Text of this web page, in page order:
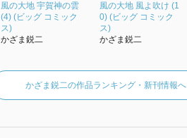
風の大地 宇賀神の雲
(4) (ビッグ コミック
ス)
かざま鋭二
風の大地 風よ吹け (1
0) (ビッグ コミック
ス)
かざま鋭二
かざま鋭二の作品ランキング・新刊情報へ